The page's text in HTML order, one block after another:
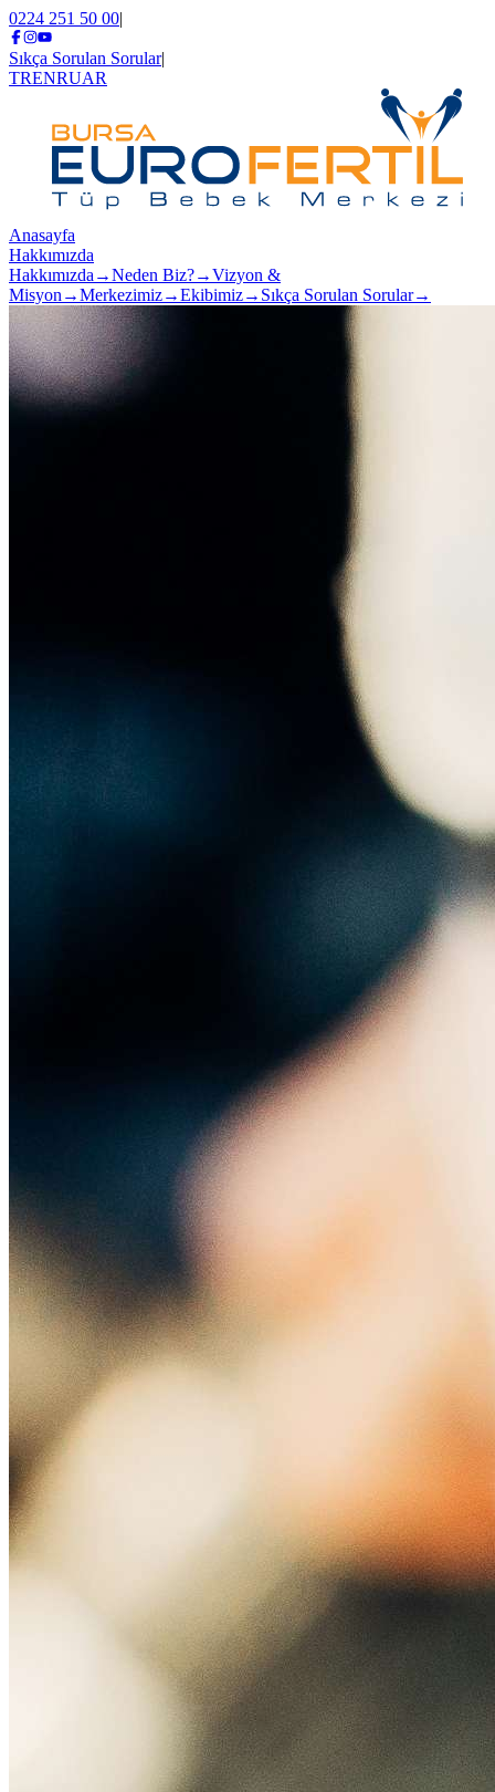
0224 251 50 00|
Sıkça Sorulan Sorular|
TRENRUAR
Anasayfa
Hakkımızda
Hakkımızda →Neden Biz?→Vizyon &
Misyon →Merkezimiz→Ekibimiz→ Sıkça Sorulan Sorular→